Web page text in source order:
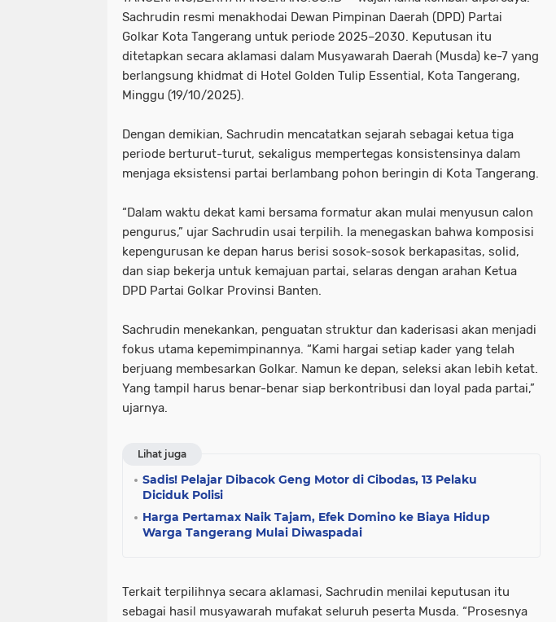
Sachrudin resmi menakhodai Dewan Pimpinan Daerah (DPD) Partai
Golkar Kota Tangerang untuk periode 2025–2030. Keputusan itu
ditetapkan secara aklamasi dalam Musyawarah Daerah (Musda) ke-7 yang
berlangsung khidmat di Hotel Golden Tulip Essential, Kota Tangerang,
Minggu (19/10/2025).
Dengan demikian, Sachrudin mencatatkan sejarah sebagai ketua tiga
periode berturut-turut, sekaligus mempertegas konsistensinya dalam
menjaga eksistensi partai berlambang pohon beringin di Kota Tangerang.
“Dalam waktu dekat kami bersama formatur akan mulai menyusun calon
pengurus,” ujar Sachrudin usai terpilih. Ia menegaskan bahwa komposisi
kepengurusan ke depan harus berisi sosok-sosok berkapasitas, solid,
dan siap bekerja untuk kemajuan partai, selaras dengan arahan Ketua
DPD Partai Golkar Provinsi Banten.
Sachrudin menekankan, penguatan struktur dan kaderisasi akan menjadi
fokus utama kepemimpinannya. “Kami hargai setiap kader yang telah
berjuang membesarkan Golkar. Namun ke depan, seleksi akan lebih ketat.
Yang tampil harus benar-benar siap berkontribusi dan loyal pada partai,”
ujarnya.
Lihat juga
Sadis! Pelajar Dibacok Geng Motor di Cibodas, 13 Pelaku
Diciduk Polisi
Harga Pertamax Naik Tajam, Efek Domino ke Biaya Hidup
Warga Tangerang Mulai Diwaspadai
Terkait terpilihnya secara aklamasi, Sachrudin menilai keputusan itu
sebagai hasil musyawarah mufakat seluruh peserta Musda. “Prosesnya